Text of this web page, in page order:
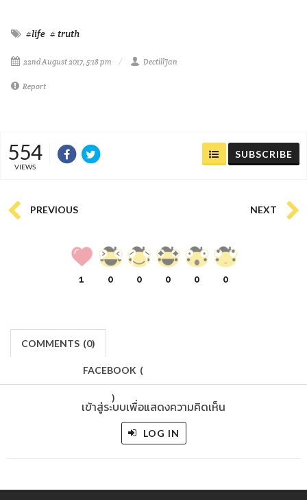
#life # truth
22nd August 2017, 5:18 pm DectillJan
Report
554
VIEWS
SUBSCRIBE
PREVIOUS NEXT
1 0 0 0 0 0
COMMENTS (0)
FACEBOOK (
)
เข้าสู่ระบบเพื่อแสดงความคิดเห็น
LOG IN